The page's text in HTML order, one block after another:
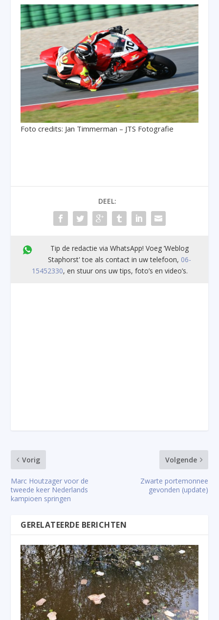
Foto credits: Jan Timmerman – JTS Fotografie
DEEL:
Tip de redactie via WhatsApp! Voeg ’Weblog
Staphorst' toe als contact in uw telefoon, 06-
15452330, en stuur ons uw tips, foto’s en video’s.
Vorig
Marc Houtzager voor de
tweede keer Nederlands
kampioen springen
Volgende
Zwarte portemonnee
gevonden (update)
GERELATEERDE BERICHTEN